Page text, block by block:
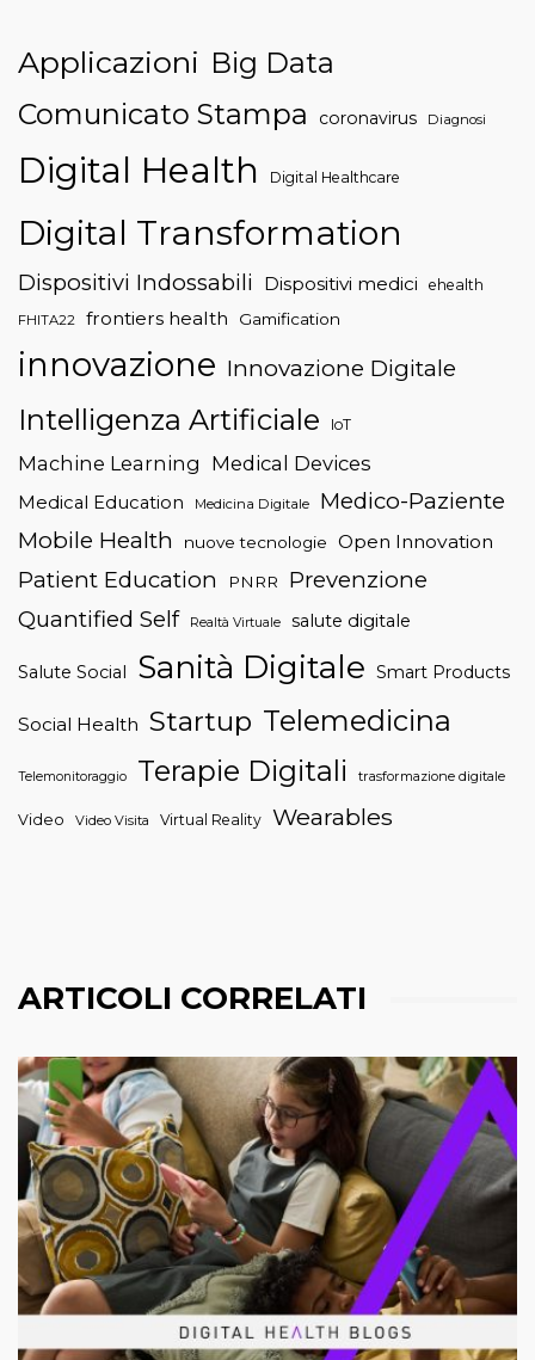
Applicazioni Big Data
Comunicato Stampa
coronavirus Diagnosi
Digital Health Digital Healthcare
Digital Transformation
Dispositivi Indossabili Dispositivi medici ehealth
FHITA22 frontiers health Gamification
innovazione Innovazione Digitale
Intelligenza Artificiale IoT
Machine Learning Medical Devices
Medical Education Medicina Digitale
Medico-Paziente
Mobile Health
nuove tecnologie Open Innovation
Patient Education PNRR
Prevenzione
Quantified Self
Realtà Virtuale salute digitale
Salute Social Sanità Digitale Smart Products
Social Health Startup Telemedicina
Telemonitoraggio Terapie Digitali trasformazione digitale
Video Video Visita Virtual Reality Wearables
ARTICOLI CORRELATI